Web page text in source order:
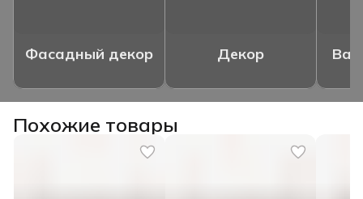
Фасадный декор Декор
Похожие товары